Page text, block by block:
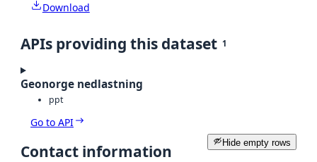
Download
APIs providing this dataset 1
Geonorge nedlastning
ppt
Go to API
Hide empty rows
Contact information